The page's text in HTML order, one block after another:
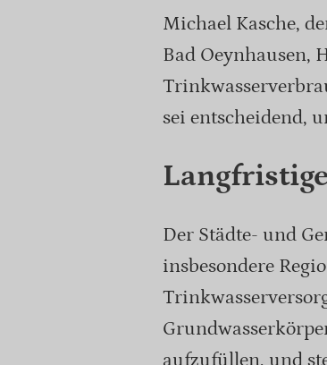
Michael Kasche,
Bad Oeynhausen,
sei entscheidend,
Der Städte- und
insbesondere
aufzufüllen, und